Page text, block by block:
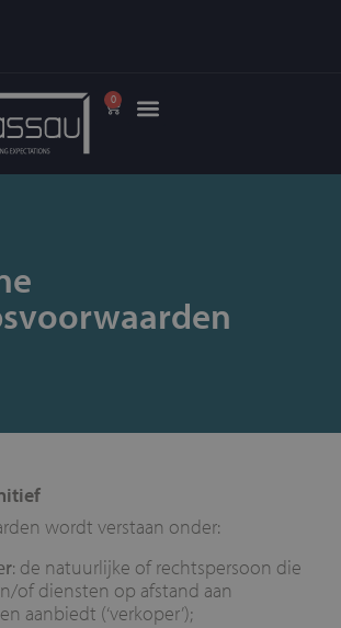
0
wordt verstaan onder:
: de natuurlijke of rechtspersoon die
of diensten op afstand aan
aanbiedt (‘verkoper’);